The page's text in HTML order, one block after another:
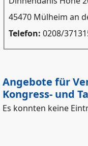
45470 Mülheim an
Telefon: 0208/
Angebote für
Kongress- und
Es konnten keine